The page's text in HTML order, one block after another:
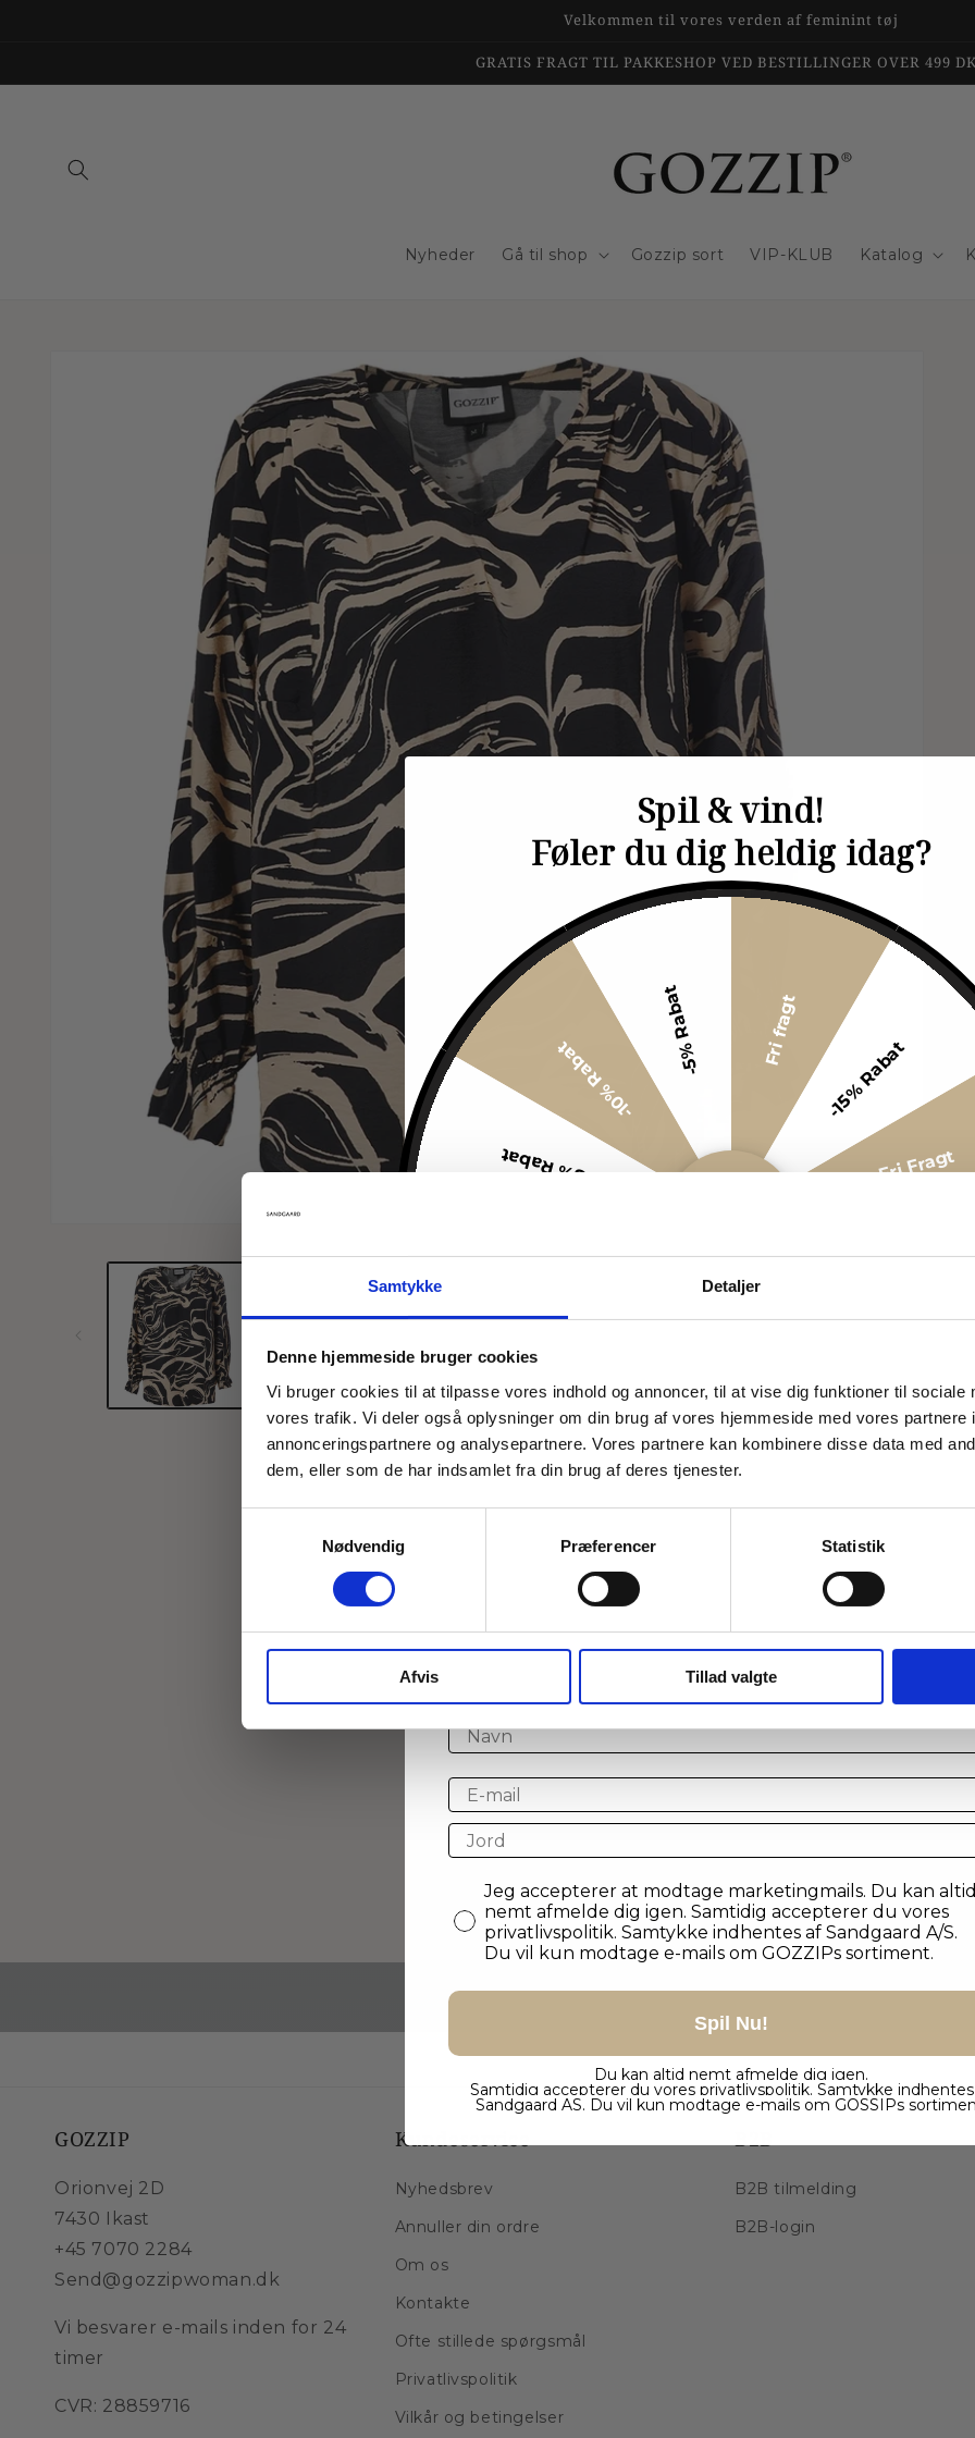
Samtykke Detaljer
Denne hjemmeside bruger cookies
Vi bruger cookies til at tilpasse vores indhold og annoncer, til at vise dig funktioner til sociale
vores trafik. Vi deler også oplysninger om din brug af vores hjemmeside med vores partnere
annonceringspartnere og analysepartnere. Vores partnere kan kombinere disse data med
dem, eller som de har indsamlet fra din brug af deres tjenester.
Nødvendig
Præferencer Statistik
Afvis Tillad valgte
Velkommen til vores verden af feminint tøj
GRATIS FRAGT TIL PAKKESHOP VED BESTILLINGER OVER 499
Nyheder Gå til shop Gozzip sort VIP-KLUB Katalog
GOZZIP
Orionvej 2D
7430 Ikast
+45 7070 2284
Send@gozzipwoman.dk
Vi besvarer e-mails inden for 24
timer
CVR: 28859716
Kundeservice
Nyhedsbrev
Annuller din ordre
Om os
Kontakte
Ofte stillede spørgsmål
Privatlivspolitik
Vilkår og betingelser
B2B tilmelding
B2B-login
Spil & vind!
Føler du dig heldig idag?
Fri fragt
-15% Rabat
Fri Fragt
-5% Rabat
-5% Rabat
Fri fragt
Fri Fragt
-5% Rabat
-10% Rabat
-5% Rabat
Bliv en del af VIP klubben og tag
spil!
Tilmeld din email for at få chancen til at vinde en præmie
tilmelde dig vores VIP-klub
Navn
E-mail
land
samtykke
Jeg accepterer at modtage marketingmails. Du kan altid
nemt afmelde dig igen. Samtidig accepterer du vores
privatlivspolitik. Samtykke indhentes af Sandgaard A/S.
Du vil kun modtage e-mails om GOZZIPs sortiment.
Spil Nu!
Du kan altid nemt afmelde dig igen.
Samtidig accepterer du vores privatlivspolitik. Samtykke
Sandgaard AS. Du vil kun modtage e-mails om GOSSIPs